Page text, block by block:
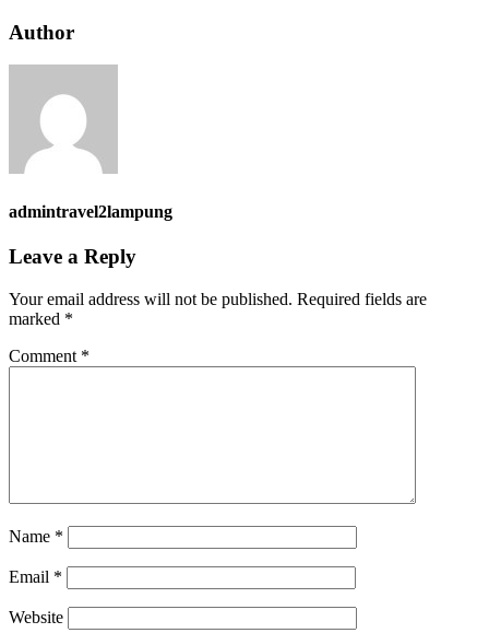
Author
admintravel2lampung
Leave a Reply
Your email address will not be published. Required fields are
marked *
Comment *
Name *
Email *
Website